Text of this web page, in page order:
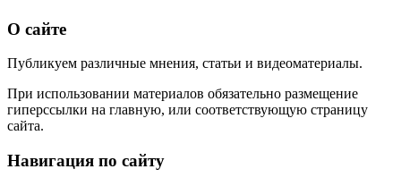
О сайте
Публикуем различные мнения, статьи и видеоматериалы.
При использовании материалов обязательно размещение
гиперссылки на главную, или соответствующую страницу
сайта.
Навигация по сайту